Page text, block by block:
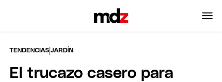
TENDENCIAS |JARDÍN
El trucazo casero para